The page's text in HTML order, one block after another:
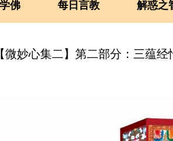
佛 每日言教 解惑之
【微妙心集二】第二部分：三蕴经